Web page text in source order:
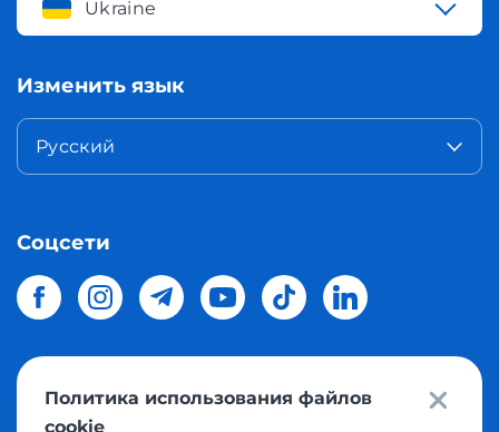
Ukraine
Изменить язык
Русский
Соцсети
© 2026 Meest Shoppingдоставка покупок с интернет
Политика использования файлов
cookie